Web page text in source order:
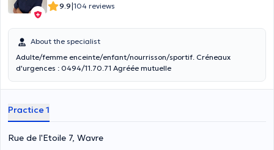
9.9|104 reviews
About the specialist
Adulte/femme enceinte/enfant/nourrisson/sportif. Créneaux
d'urgences : 0494/11.70.71 Agréée mutuelle
Practice 1
Rue de l'Etoile 7, Wavre